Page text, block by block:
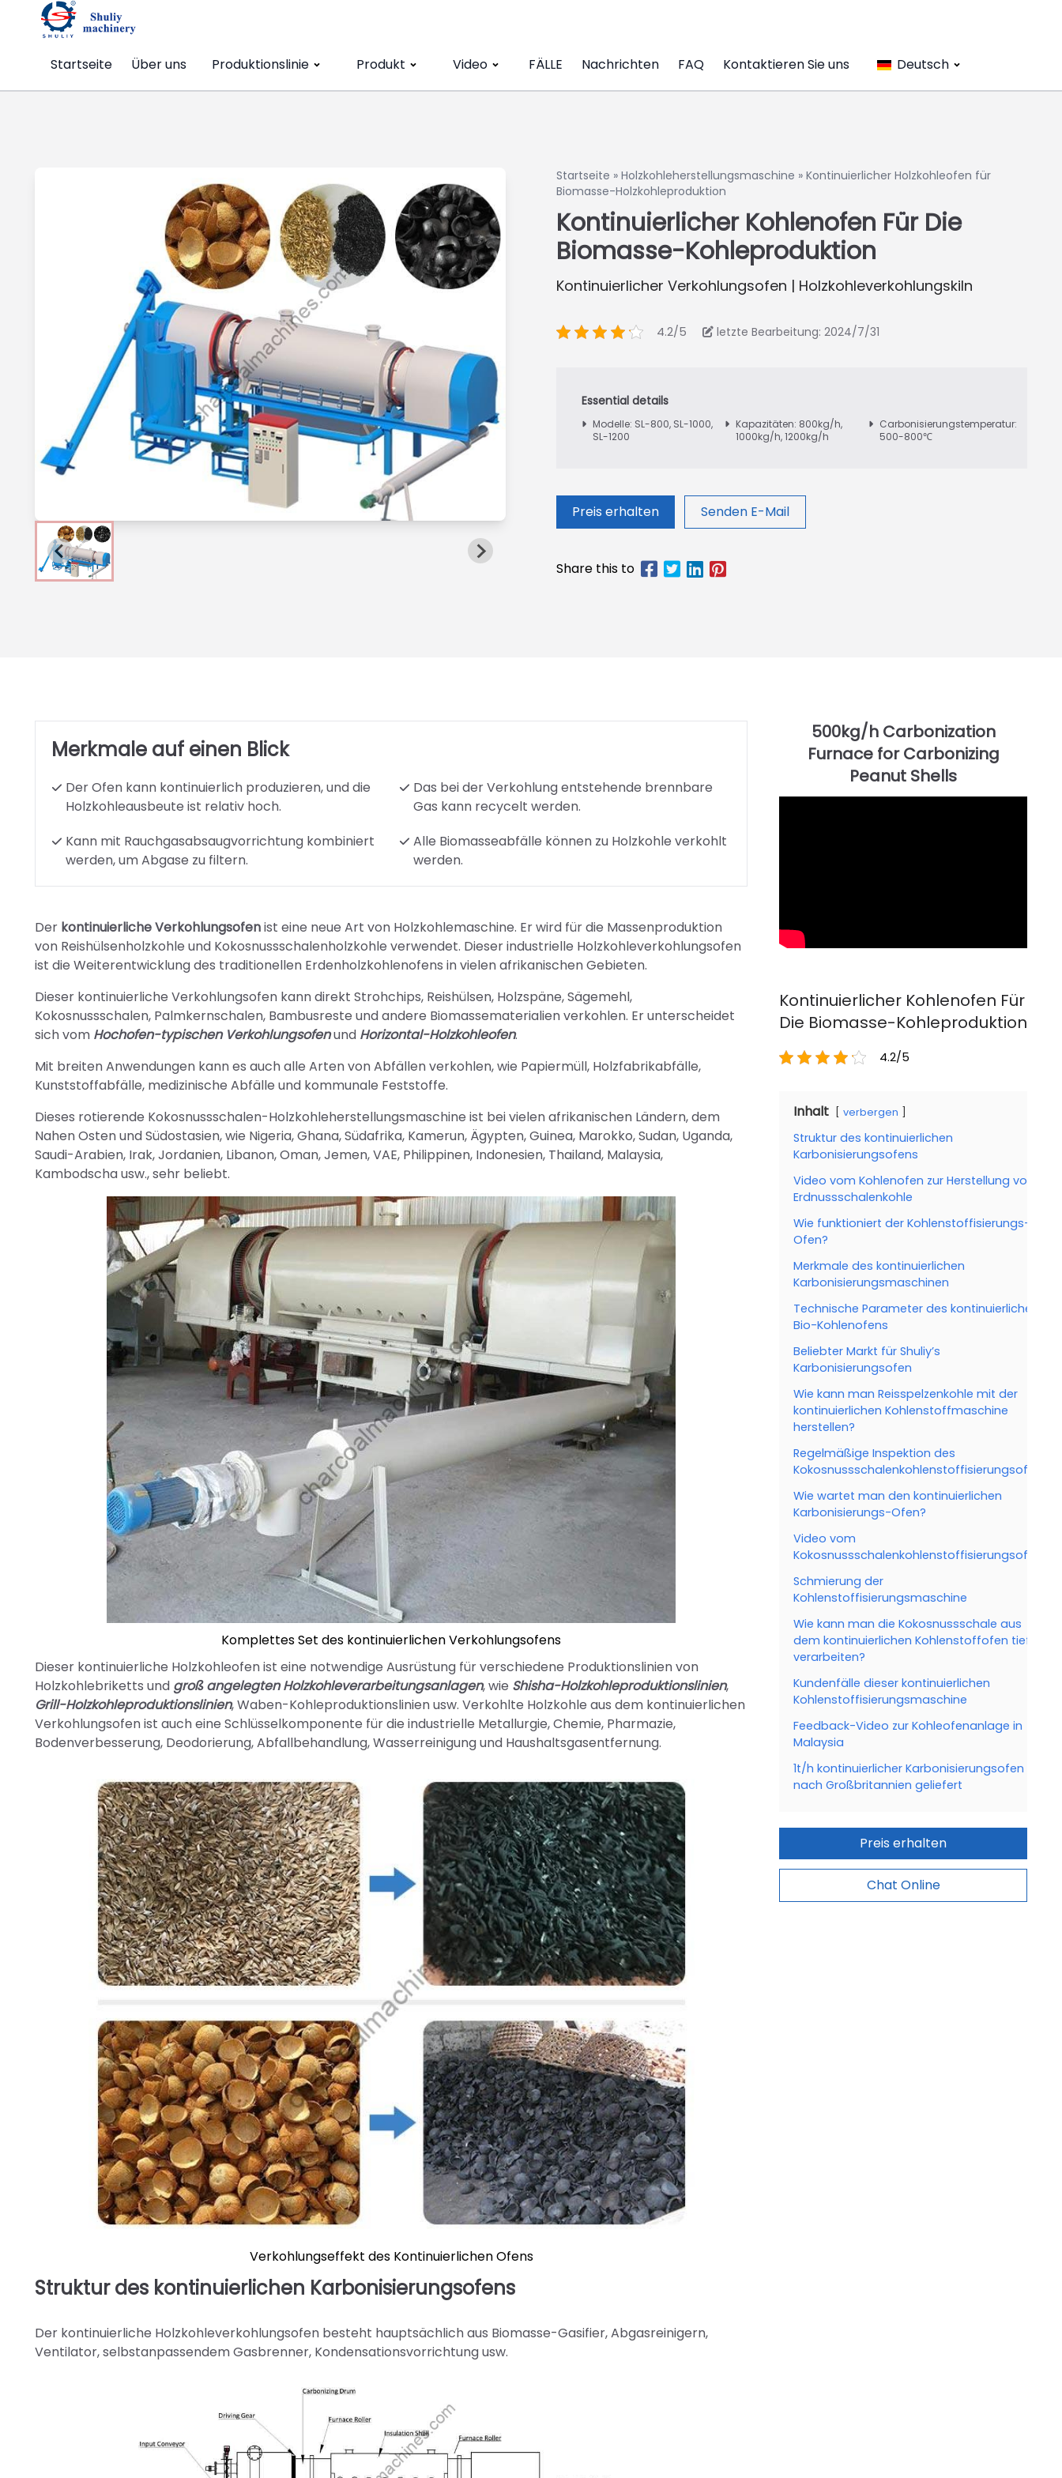
Startseite Über uns Produktionslinie Produkt Video FÄLLE Nachrichten FAQ Kontaktieren Sie uns Deutsch
Startseite » Holzkohleherstellungsmaschine » Kontinuierlicher Holzkohleofen für
Biomasse-Holzkohleproduktion
Kontinuierlicher Kohlenofen Für Die
Biomasse-Kohleproduktion
Kontinuierlicher Verkohlungsofen | Holzkohleverkohlungskiln
4.2/5 letzte Bearbeitung: 2024/7/31
Modelle: SL-800, SL-1000,
SL-1200
Kapazitäten: 800kg/h,
1000kg/h, 1200kg/h
Carbonisierungstemperatur:
500-800℃
Preis erhalten Senden E-Mail
Merkmale auf einen Blick
Der Ofen kann kontinuierlich produzieren, und die
Holzkohleausbeute ist relativ hoch.
Das bei der Verkohlung entstehende brennbare
Gas kann recycelt werden.
Kann mit Rauchgasabsaugvorrichtung kombiniert
werden, um Abgase zu filtern.
Alle Biomasseabfälle können zu Holzkohle verkohlt
werden.
Der kontinuierliche Verkohlungsofenist eine neue Art von Holzkohlemaschine. Er wird für die Massenproduktion
von Reishülsenholzkohle und Kokosnussschalenholzkohle verwendet. Dieser industrielle Holzkohleverkohlungsofen
ist die Weiterentwicklung des traditionellen Erdenholzkohlenofens in vielen afrikanischen Gebieten.
Dieser kontinuierliche Verkohlungsofen kann direkt Strohchips, Reishülsen, Holzspäne, Sägemehl,
Kokosnussschalen, Palmkernschalen, Bambusreste und andere Biomassematerialien verkohlen. Er unterscheidet
sich vom Hochofen-typischen Verkohlungsofenund Horizontal-Holzkohleofen.
Mit breiten Anwendungen kann es auch alle Arten von Abfällen verkohlen, wie Papiermüll, Holzfabrikabfälle,
Kunststoffabfälle, medizinische Abfälle und kommunale Feststoffe.
Dieses rotierende Kokosnussschalen-Holzkohleherstellungsmaschine ist bei vielen afrikanischen Ländern, dem
Nahen Osten und Südostasien, wie Nigeria, Ghana, Südafrika, Kamerun, Ägypten, Guinea, Marokko, Sudan, Uganda,
Saudi-Arabien, Irak, Jordanien, Libanon, Oman, Jemen, VAE, Philippinen, Indonesien, Thailand, Malaysia,
Kambodscha usw., sehr beliebt.
Komplettes Set des kontinuierlichen Verkohlungsofens
Dieser kontinuierliche Holzkohleofen ist eine notwendige Ausrüstung für verschiedene Produktionslinien von
Holzkohlebriketts und groß angelegten Holzkohleverarbeitungsanlagen, wie Shisha-Holzkohleproduktionslinien,
Grill-Holzkohleproduktionslinien, Waben-Kohleproduktionslinien usw. Verkohlte Holzkohle aus dem kontinuierlichen
Verkohlungsofen ist auch eine Schlüsselkomponente für die industrielle Metallurgie, Chemie, Pharmazie,
Bodenverbesserung, Deodorierung, Abfallbehandlung, Wasserreinigung und Haushaltsgasentfernung.
Verkohlungseffekt des Kontinuierlichen Ofens
Struktur des kontinuierlichen Karbonisierungsofens
Der kontinuierliche Holzkohleverkohlungsofen besteht hauptsächlich aus Biomasse-Gasifier, Abgasreinigern,
Ventilator, selbstanpassendem Gasbrenner, Kondensationsvorrichtung usw.
Kontinuierlicher Kohlenofen Für
Die Biomasse-Kohleproduktion
4.2/5
Inhalt verbergen
Struktur des kontinuierlichen
Karbonisierungsofens
Video vom Kohlenofen zur Herstellung von
Erdnussschalenkohle
Wie funktioniert der Kohlenstoffisierungs-
Ofen?
Merkmale des kontinuierlichen
Karbonisierungsmaschinen
Technische Parameter des kontinuierlichen
Bio-Kohlenofens
Beliebter Markt für Shuliy’s
Karbonisierungsofen
Wie kann man Reisspelzenkohle mit der
kontinuierlichen Kohlenstoffmaschine
herstellen?
Regelmäßige Inspektion des
Kokosnussschalenkohlenstoffisierungsofens
Wie wartet man den kontinuierlichen
Karbonisierungs-Ofen?
Video vom
Kokosnussschalenkohlenstoffisierungsofen
Schmierung der
Kohlenstoffisierungsmaschine
Wie kann man die Kokosnussschale aus
dem kontinuierlichen Kohlenstoffofen tief
verarbeiten?
Kundenfälle dieser kontinuierlichen
Kohlenstoffisierungsmaschine
Feedback-Video zur Kohleofenanlage in
Malaysia
1t/h kontinuierlicher Karbonisierungsofen
nach Großbritannien geliefert
Preis erhalten
Chat Online